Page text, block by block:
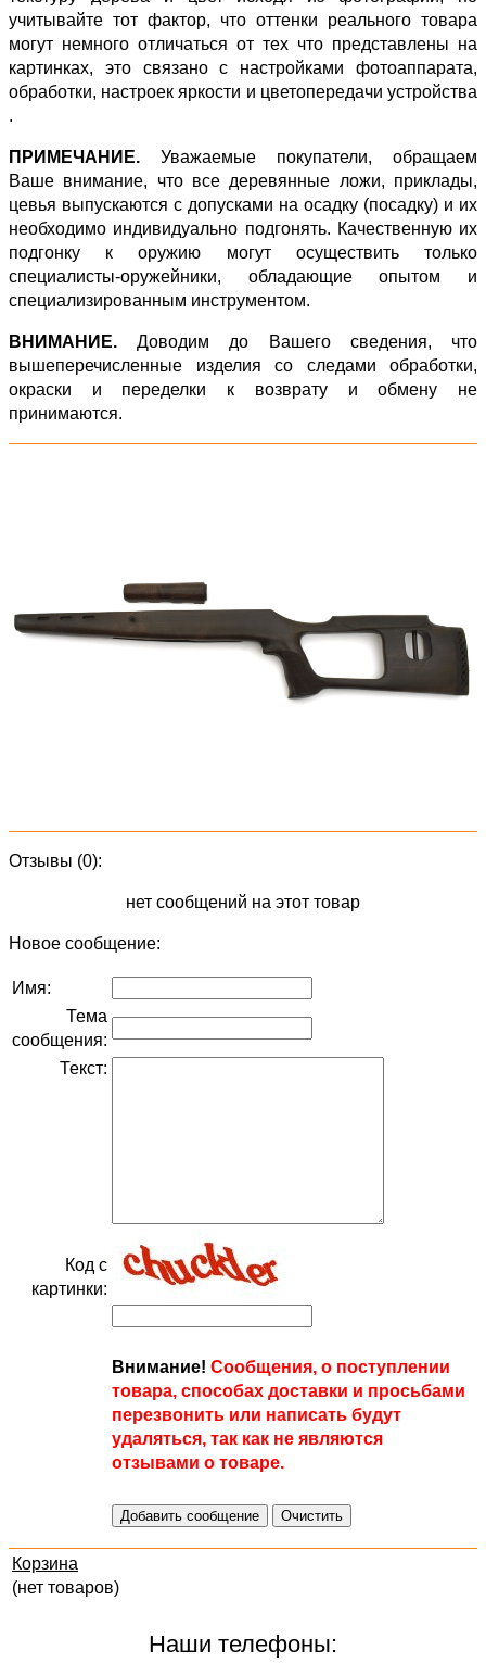
учитывайте тот фактор, что оттенки реального товара
могут немного отличаться от тех что представлены на
картинках, это связано с настройками фотоаппарата,
обработки, настроек яркости и цветопередачи устройства
.
ПРИМЕЧАНИЕ. Уважаемые покупатели, обращаем
Ваше внимание, что все деревянные ложи, приклады,
цевья выпускаются с допусками на осадку (посадку) и их
необходимо индивидуально подгонять. Качественную их
подгонку к оружию могут осуществить только
специалисты-оружейники, обладающие опытом и
специализированным инструментом.
ВНИМАНИЕ. Доводим до Вашего сведения, что
вышеперечисленные изделия со следами обработки,
окраски и переделки к возврату и обмену не
принимаются.
Отзывы (0):
нет сообщений на этот товар
Новое сообщение:
Имя:
Тема
сообщения:
Текст:
Код с
картинки:
Внимание! Сообщения, о поступлении
товара, способах доставки и просьбами
перезвонить или написать будут
удаляться, так как не являются
отзывами о товаре.
Корзина
(нет товаров)
Наши телефоны: